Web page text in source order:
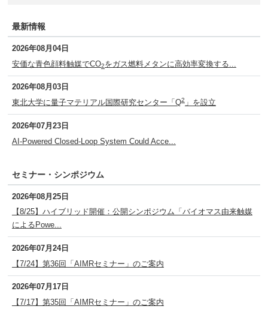
最新情報
2026年08月04日
安価な青色顔料触媒でCO2をガス燃料メタンに高効率変換する...
2026年08月03日
東北大学に量子マテリアル国際研究センター「Q2」を設立
2026年07月23日
AI-Powered Closed-Loop System Could Acce...
セミナー・シンポジウム
2026年08月25日
【8/25】ハイブリッド開催：公開シンポジウム「バイオマス由来触媒
によるPowe...
2026年07月24日
【7/24】第36回「AIMRセミナー」のご案内
2026年07月17日
【7/17】第35回「AIMRセミナー」のご案内